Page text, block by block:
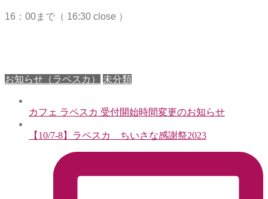
16：00まで（ 16:30 close ）
お知らせ（ラペスカ） 未分類
カフェ ラペスカ 受付開始時間変更のお知らせ
【10/7-8】ラペスカ ちいさな感謝祭2023